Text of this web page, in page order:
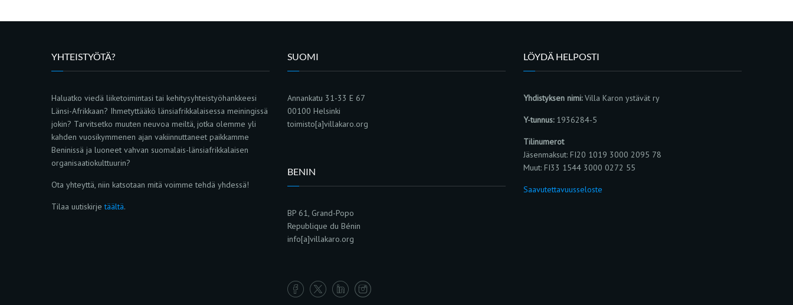
YHTEISTYÖTÄ?
Haluatko viedä liiketoimintasi tai kehitysyhteistyöhankkeesi
Länsi-Afrikkaan? Ihmetyttääkö länsiafrikkalaisessa meiningissä
jokin? Tarvitsetko muuten neuvoa meiltä, jotka olemme yli
kahden vuosikymmenen ajan vakiinnuttaneet paikkamme
Beninissä ja luoneet vahvan suomalais-länsiafrikkalaisen
organisaatiokulttuurin?
Ota yhteyttä, niin katsotaan mitä voimme tehdä yhdessä!
Tilaa uutiskirjetäältä.
SUOMI
Annankatu 31-33 E 67
00100 Helsinki
toimisto[a]villakaro.org
BENIN
BP 61, Grand-Popo
Republique du Bénin
info[a]villakaro.org
LÖYDÄ HELPOSTI
Yhdistyksen nimi:Villa Karon ystävät ry
Y-tunnus:1936284-5
Tilinumerot
Jäsenmaksut: FI20 1019 3000 2095 78
Muut: FI33 1544 3000 0272 55
Saavutettavuusseloste